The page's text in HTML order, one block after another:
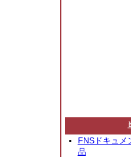
FNSドキュメ
品